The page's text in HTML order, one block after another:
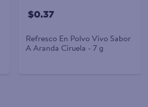
$0.37
Refresco En Polvo Vivo Sabor
A Aranda Ciruela - 7 g